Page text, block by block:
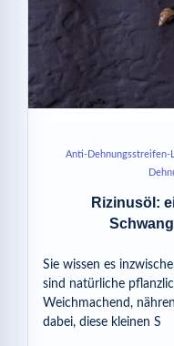
Anti-Dehnungsstreifen-
Rizinusöl:
Sie wissen es
sind natürliche
Weichmachend,
dabei, diese kleinen S